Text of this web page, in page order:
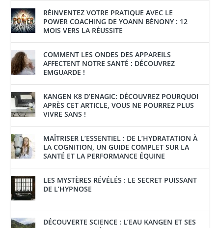
RÉINVENTEZ VOTRE PRATIQUE AVEC LE
POWER COACHING DE YOANN BÉNONY : 12
MOIS VERS LA RÉUSSITE
COMMENT LES ONDES DES APPAREILS
AFFECTENT NOTRE SANTÉ : DÉCOUVREZ
EMGUARDE !
KANGEN K8 D’ENAGIC: DÉCOUVREZ POURQUOI
APRÈS CET ARTICLE, VOUS NE POURREZ PLUS
VIVRE SANS !
MAÎTRISER L’ESSENTIEL : DE L’HYDRATATION À
LA COGNITION, UN GUIDE COMPLET SUR LA
SANTÉ ET LA PERFORMANCE ÉQUINE
LES MYSTÈRES RÉVÉLÉS : LE SECRET PUISSANT
DE L’HYPNOSE
DÉCOUVERTE SCIENCE : L’EAU KANGEN ET SES